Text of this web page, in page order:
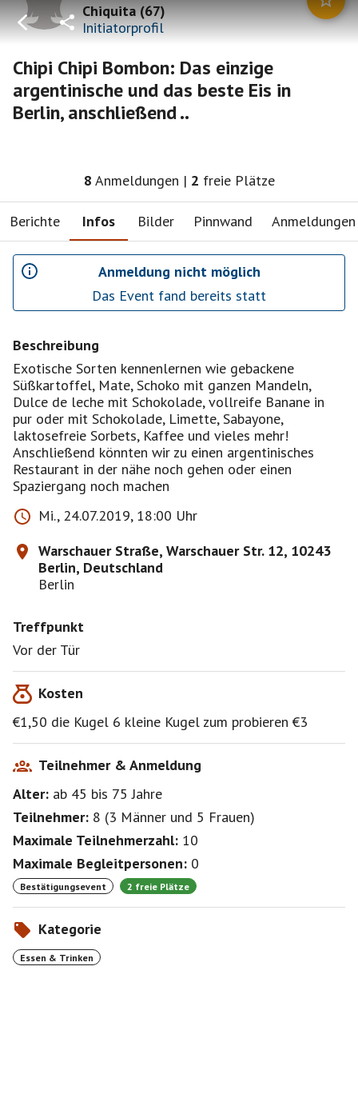
Chiquita(67)
Initiatorprofil
Chipi Chipi Bombon: Das einzige
argentinische und das beste Eis in
Berlin, anschließend ..
8 Anmeldungen | 2 freie Plätze
Berichte Infos Bilder Pinnwand Anmeldungen
Anmeldung nicht möglich
Das Event fand bereits statt
Beschreibung
Exotische Sorten kennenlernen wie gebackene
Süßkartoffel, Mate, Schoko mit ganzen Mandeln,
Dulce de leche mit Schokolade, vollreife Banane in
pur oder mit Schokolade, Limette, Sabayone,
laktosefreie Sorbets, Kaffee und vieles mehr!
Anschließend könnten wir zu einen argentinisches
Restaurant in der nähe noch gehen oder einen
Spaziergang noch machen
Mi., 24.07.2019, 18:00 Uhr
Warschauer Straße, Warschauer Str. 12, 10243
Berlin, Deutschland
Berlin
Treffpunkt
Vor der Tür
Kosten
€1,50 die Kugel 6 kleine Kugel zum probieren €3
Teilnehmer & Anmeldung
Alter: ab 45 bis 75Jahre
Teilnehmer: 8 (3 Männer und 5 Frauen)
Maximale Teilnehmerzahl: 10
Maximale Begleitpersonen: 0
Bestätigungsevent 2 freie Plätze
Kategorie
Essen & Trinken